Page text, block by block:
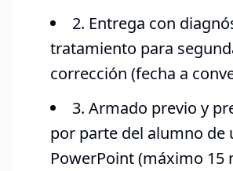
2. Entrega con
tratamiento para
corrección (fecha a
3. Armado previo y
por parte del alumno de
PowerPoint (máximo 15